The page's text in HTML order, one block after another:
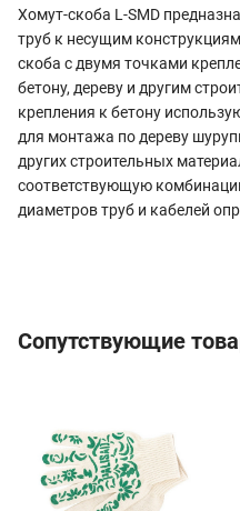
Хомут-скоба L-SMD
труб к несущим
скоба с двумя точками
бетону, дереву и другим
крепления к бетону
для монтажа по дереву
других строительных
соответствующую
диаметров труб и кабелей
Сопутствующие